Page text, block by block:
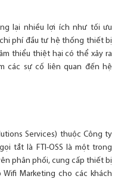
lại nhiều lợi ích như tối ưu
phí đầu tư hệ thống thiết bị
thiểu thiệt hại có thể xảy ra
các sự cố liên quan đến hệ
Services) thuộc Công ty
tắt là FTI-OSS là một trong
phân phối, cung cấp thiết bị
Marketing cho các khách